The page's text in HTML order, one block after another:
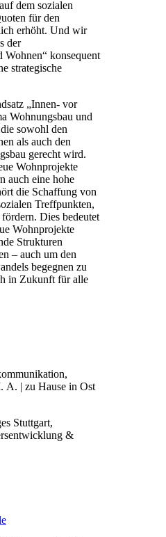
dem sozialen
für den
erhöht. Und wir
der
Wohnen“ konsequent
strategische
„Innen- vor
Wohnungsbau und
sowohl den
als auch den
gerecht wird.
Wohnprojekte
auch eine hohe
die Schaffung von
Treffpunkten,
Dies bedeutet
Wohnprojekte
Strukturen
– auch um den
begegnen zu
in Zukunft für alle
A. | zu Hause in Ost
Stuttgart,
&